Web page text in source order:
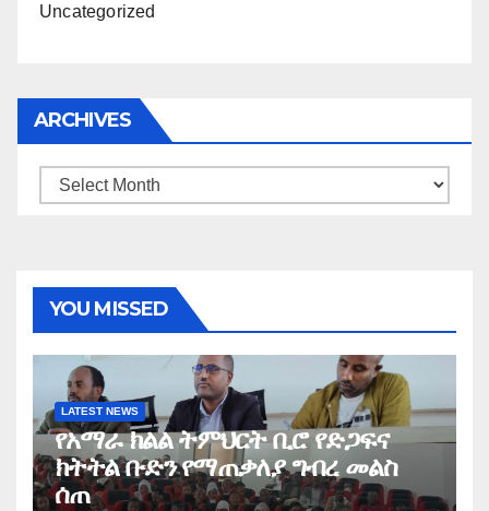
Uncategorized
ARCHIVES
Archives
YOU MISSED
LATEST NEWS
የአማራ ክልል ትምህርት ቢሮ የድጋፍና
ክትትል ቡድን የማጠቃለያ ግብረ መልስ
ሰጠ